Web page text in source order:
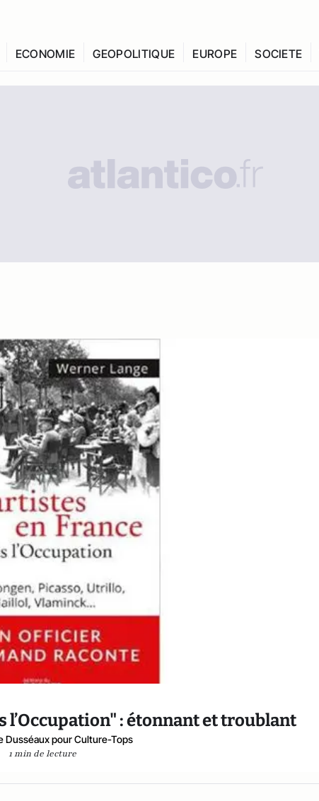
ECONOMIE GEOPOLITIQUE EUROPE SOCIETE
l’Occupation" : étonnant et troublant
Dusséaux pour Culture-Tops
1 min de lecture